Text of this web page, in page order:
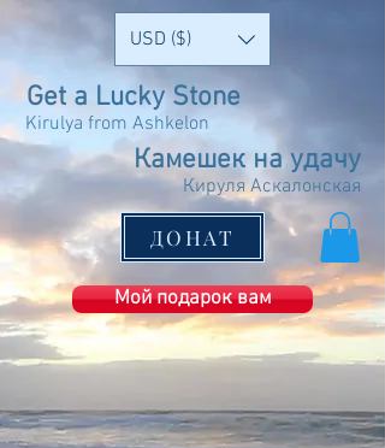
USD ($)
Get a Lucky Stone
Kirulya from Ashkelon
Камешек на удачу
Кируля Аскалонская
ДОНАТ
Мой подарок вам